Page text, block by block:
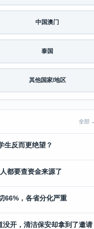
中国澳门
泰国
其他国家/地区
全部
生反而更绝望？
都要查资金来源了
66%，各省分化严重
开，清洁保安却拿到了邀请